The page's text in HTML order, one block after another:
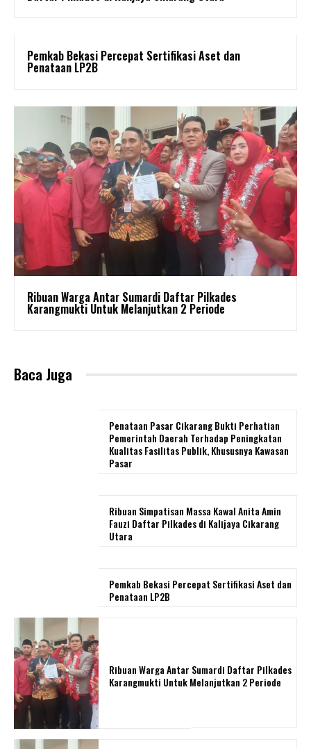
Pemkab Bekasi Percepat Sertifikasi Aset dan
Penataan LP2B
Ribuan Warga Antar Sumardi Daftar Pilkades
Karangmukti Untuk Melanjutkan 2 Periode
Baca Juga
Penataan Pasar Cikarang Bukti Perhatian
Pemerintah Daerah Terhadap Peningkatan
Kualitas Fasilitas Publik, Khususnya Kawasan
Pasar
Ribuan Simpatisan Massa Kawal Anita Amin
Fauzi Daftar Pilkades di Kalijaya Cikarang
Utara
Pemkab Bekasi Percepat Sertifikasi Aset dan
Penataan LP2B
Ribuan Warga Antar Sumardi Daftar Pilkades
Karangmukti Untuk Melanjutkan 2 Periode